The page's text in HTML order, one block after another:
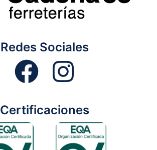
Redes Sociales
Certificaciones